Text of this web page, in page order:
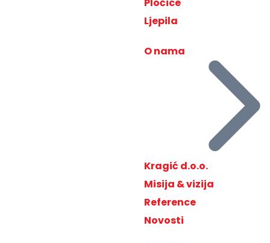
Ljepila
O nama
Kragić d.o.o.
Misija & vizija
Reference
Novosti